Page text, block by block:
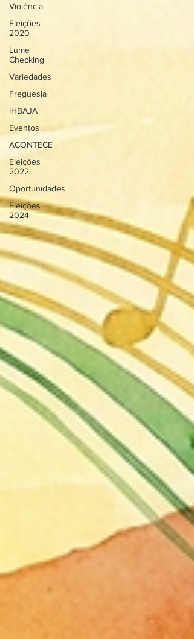
Violência
Eleições
2020
Lume
Checking
Variedades
Freguesia
IHBAJA
Eventos
ACONTECE
Eleições
2022
Oportunidades
Eleições
2024